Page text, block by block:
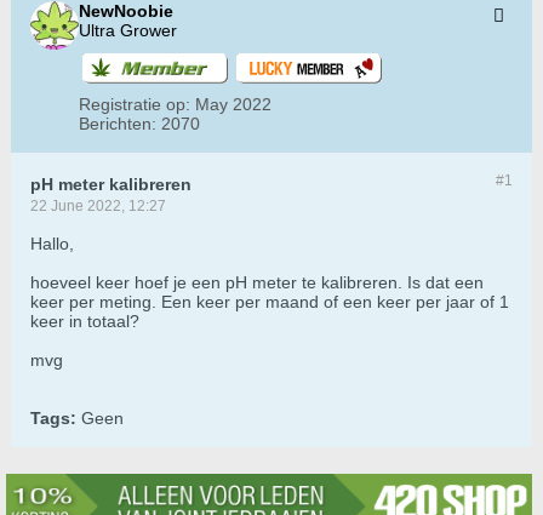
NewNoobie
Ultra Grower
Registratie op: May 2022
Berichten: 2070
#1
pH meter kalibreren
22 June 2022, 12:27
Hallo,
hoeveel keer hoef je een pH meter te kalibreren. Is dat een
keer per meting. Een keer per maand of een keer per jaar of 1
keer in totaal?
mvg
Tags: Geen